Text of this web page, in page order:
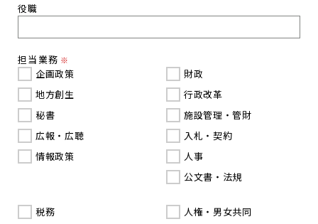
役職
担当業務 ※
企画政策
地方創生
秘書
広報・広聴
情報政策
財政
行政改革
施設管理・管財
入札・契約
人事
公文書・法規
税務
人権・男女共同